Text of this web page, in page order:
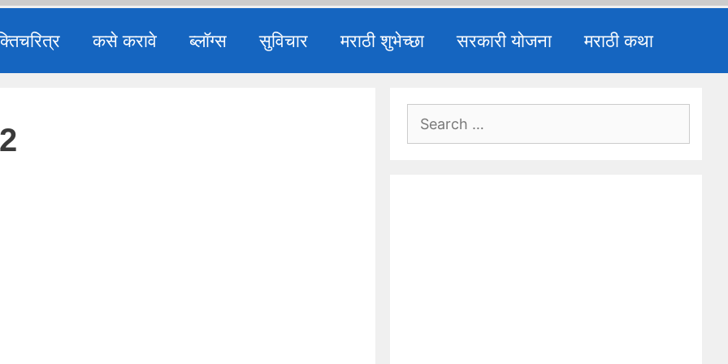
कसे करावे ब्लॉग्स सुविचार मराठी शुभेच्छा सरकारी योजना मराठी कथा
Search
for: